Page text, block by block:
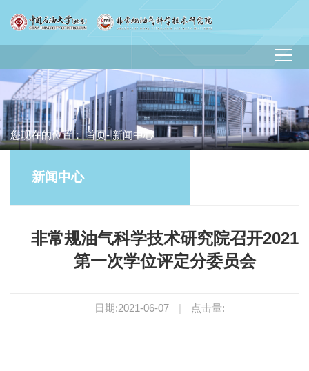
您现在的位置：首页- 新闻中心
新闻中心
非常规油气科学技术研究院召开2021
第一次学位评定分委员会
日期:2021-06-07 | 点击量: